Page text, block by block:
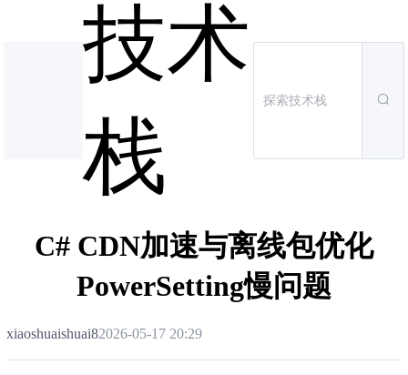
技术
栈
C# CDN加速与离线包优化
PowerSetting慢问题
xiaoshuaishuai82026-05-17 20:29